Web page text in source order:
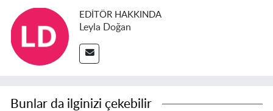
EDITÖR HAKKINDA
Leyla Doğan
Bunlar da ilginizi çekebilir